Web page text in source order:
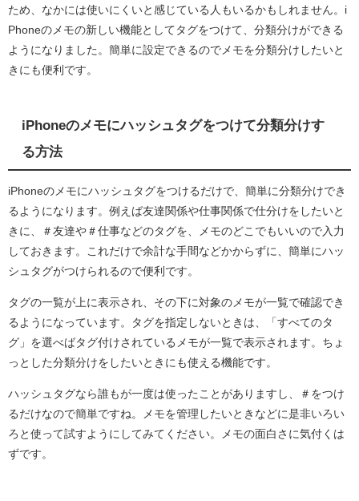
ため、なかには使いにくいと感じている人もいるかもしれません。i
Phoneのメモの新しい機能としてタグをつけて、分類分けができる
ようになりました。簡単に設定できるのでメモを分類分けしたいと
きにも便利です。
iPhoneのメモにハッシュタグをつけて分類分けす
る方法
iPhoneのメモにハッシュタグをつけるだけで、簡単に分類分けでき
るようになります。例えば友達関係や仕事関係で仕分けをしたいと
きに、＃友達や＃仕事などのタグを、メモのどこでもいいので入力
しておきます。これだけで余計な手間などかからずに、簡単にハッ
シュタグがつけられるので便利です。
タグの一覧が上に表示され、その下に対象のメモが一覧で確認でき
るようになっています。タグを指定しないときは、「すべてのタ
グ」を選べばタグ付けされているメモが一覧で表示されます。ちょ
っとした分類分けをしたいときにも使える機能です。
ハッシュタグなら誰もが一度は使ったことがありますし、＃をつけ
るだけなので簡単ですね。メモを管理したいときなどに是非いろい
ろと使って試すようにしてみてください。メモの面白さに気付くは
ずです。